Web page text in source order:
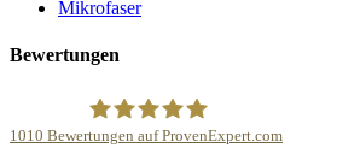
Mikrofaser
Bewertungen
1010 Bewertungen auf ProvenExpert.com